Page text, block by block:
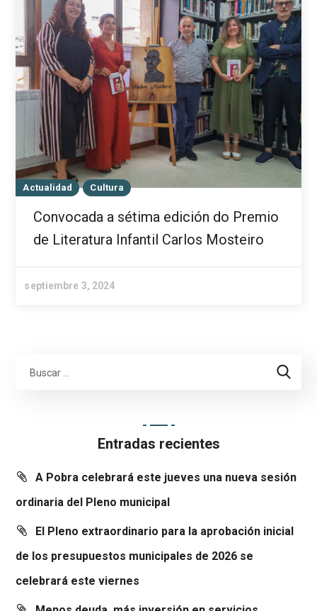
Actualidad Cultura
Convocada a sétima edición do Premio
de Literatura Infantil Carlos Mosteiro
septiembre 3, 2024
Entradas recientes
A Pobra celebrará este jueves una nueva sesión
ordinaria del Pleno municipal
El Pleno extraordinario para la aprobación inicial
de los presupuestos municipales de 2026 se
celebrará este viernes